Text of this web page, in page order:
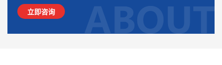
立即咨询